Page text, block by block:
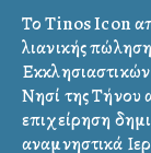
Το Tinos Icon
λιανικής
Νησί της Τήνου
επιχείρηση
αναμνηστικά